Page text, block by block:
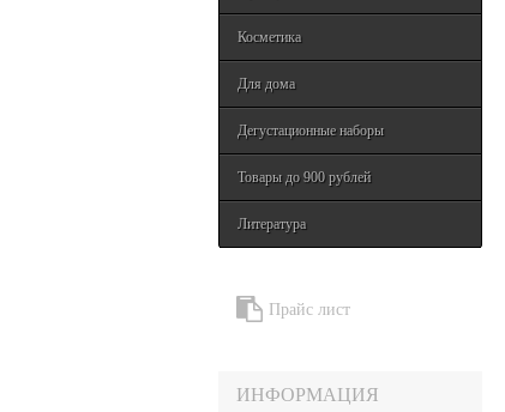
Косметика
Для дома
Дегустационные наборы
Товары до 900 рублей
Литература
Прайс лист
ИНФОРМАЦИЯ